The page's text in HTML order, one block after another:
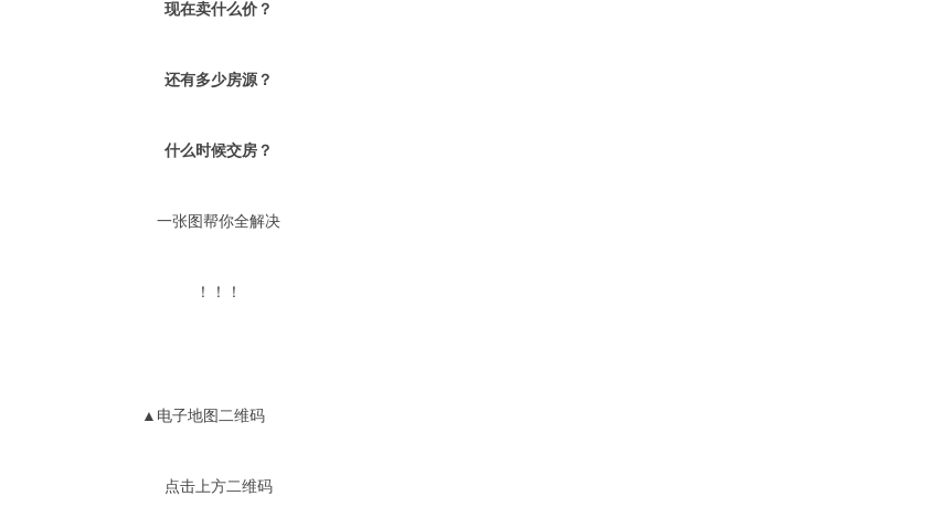
现在卖什么价？
还有多少房源？
什么时候交房？
一张图帮你全解决
！！！
▲电子地图二维码
点击上方二维码